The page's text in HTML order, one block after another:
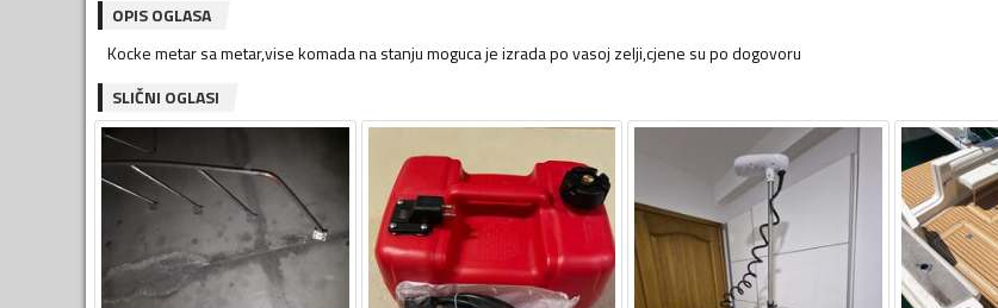
OPIS OGLASA
Kocke metar sa metar,vise komada na stanju moguca je izrada po vasoj zelji,cjene su po dogovoru
SLIČNI OGLASI